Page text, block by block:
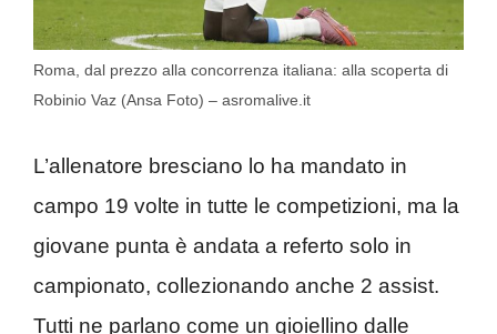
Roma, dal prezzo alla concorrenza italiana: alla scoperta di
Robinio Vaz (Ansa Foto) – asromalive.it
L’allenatore bresciano lo ha mandato in
campo 19 volte in tutte le competizioni, ma la
giovane punta è andata a referto solo in
campionato, collezionando anche 2 assist.
Tutti ne parlano come un gioiellino dalle